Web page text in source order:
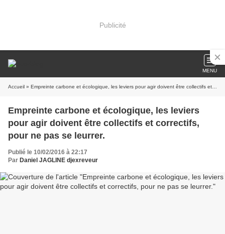
Publicité
MENU
Accueil » Empreinte carbone et écologique, les leviers pour agir doivent être collectifs et correctifs, pour ne pas se leurrer.
Empreinte carbone et écologique, les leviers
pour agir doivent être collectifs et correctifs,
pour ne pas se leurrer.
Publié le 10/02/2016 à 22:17
Par Daniel JAGLINE djexreveur